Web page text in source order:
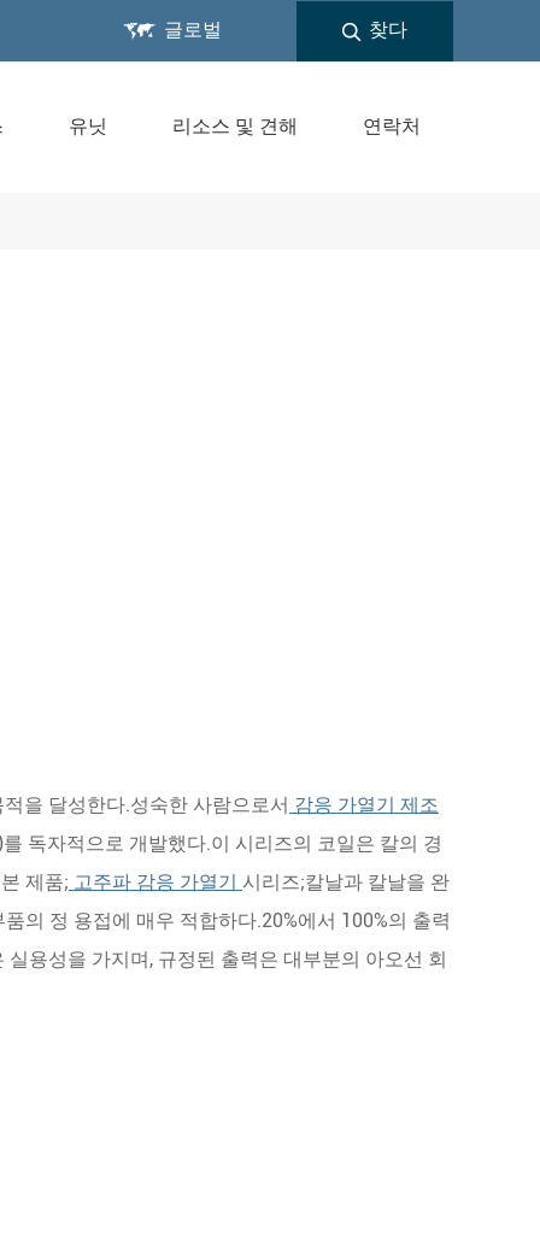
 글로벌 찾다
유닛 리소스 및 견해 연락처
을 달성한다.성숙한 사람으로서 감응 가열기 제조
독자적으로 개발했다.이 시리즈의 코일은 칼의 경
제품; 고주파 감응 가열기 시리즈;칼날과 칼날을 완
의 정 용접에 매우 적합하다.20%에서 100%의 출력
용성을 가지며, 규정된 출력은 대부분의 아오선 회